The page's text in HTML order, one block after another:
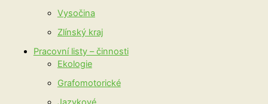
Vysočina
Zlínský kraj
Pracovní listy – činnosti
Ekologie
Grafomotorické